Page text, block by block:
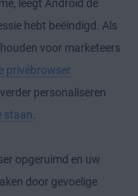
leegt Android de
hebt beëindigd. Als
voor marketeers
privébrowser
personaliseren
staan
opgeruimd en uw
door gevoelige